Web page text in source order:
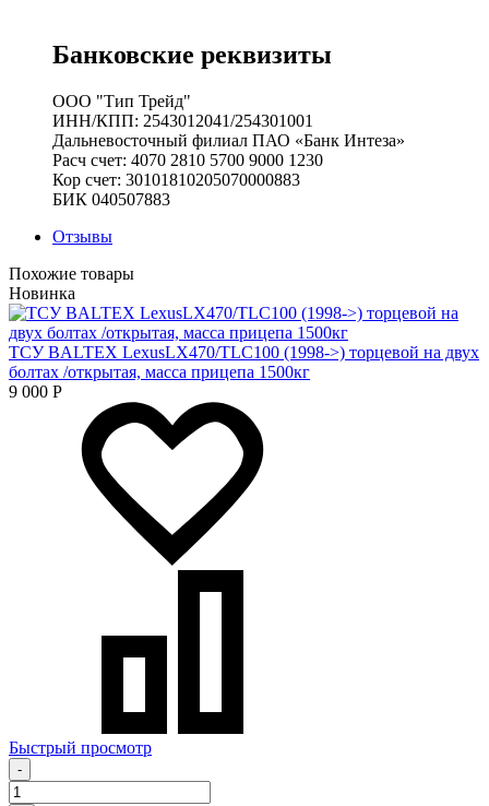
Банковские реквизиты
ООО "Тип Трейд"
ИНН/КПП: 2543012041/254301001
Дальневосточный филиал ПАО «Банк Интеза»
Расч счет: 4070 2810 5700 9000 1230
Кор счет: 30101810205070000883
БИК 040507883
Отзывы
Похожие товары
Новинка
ТСУ BALTEX LexusLX470/TLC100 (1998->) торцевой на двух
болтах /открытая, масса прицепа 1500кг
9 000 Р
Быстрый просмотр
-